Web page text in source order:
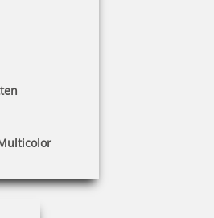
Sprechzimmer 1